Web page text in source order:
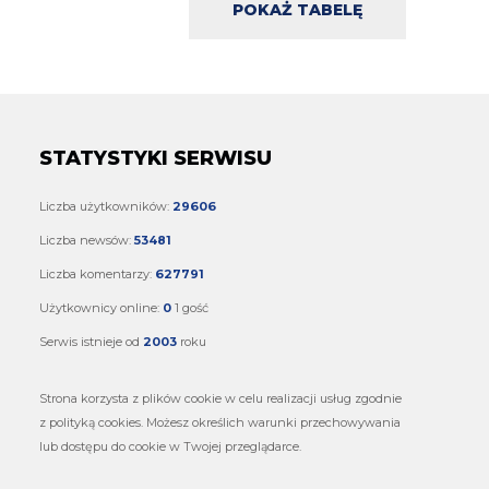
POKAŻ TABELĘ
STATYSTYKI SERWISU
Liczba użytkowników: 29606
Liczba newsów: 53481
Liczba komentarzy: 627791
Użytkownicy online: 0 1 gość
Serwis istnieje od 2003 roku
Strona korzysta z plików cookie w celu realizacji usług zgodnie
z polityką cookies. Możesz określich warunki przechowywania
lub dostępu do cookie w Twojej przeglądarce.